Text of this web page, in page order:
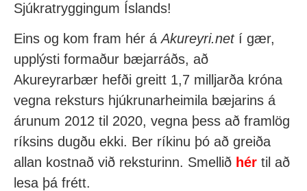
Sjúkratryggingum Íslands!
Eins og kom fram hér áAkureyri.netí gær,
upplýsti formaður bæjarráðs, að
Akureyrarbær hefði greitt 1,7 milljarða króna
vegna reksturs hjúkrunarheimila bæjarins á
árunum 2012 til 2020, vegna þess að framlög
ríksins dugðu ekki. Ber ríkinu þó að greiða
allan kostnað við reksturinn. Smellið hér til að
lesa þá frétt.